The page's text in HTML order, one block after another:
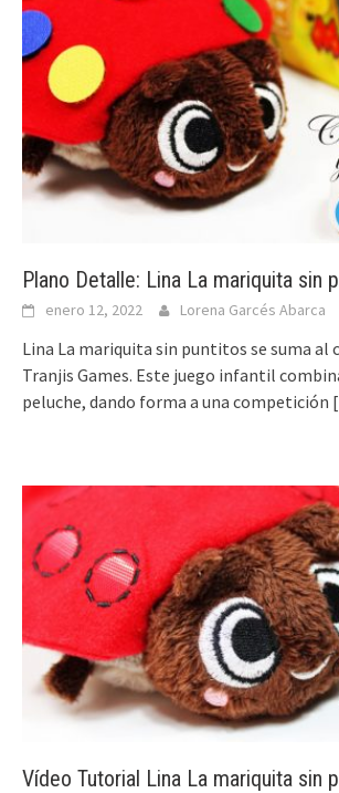
Plano Detalle: Lina La mariquita sin
enero 12, 2022 Lorena Garcés Abarca
Lina La mariquita sin puntitos se suma al
Tranjis Games. Este juego infantil
peluche, dando forma a una competición
Vídeo Tutorial Lina La mariquita sin